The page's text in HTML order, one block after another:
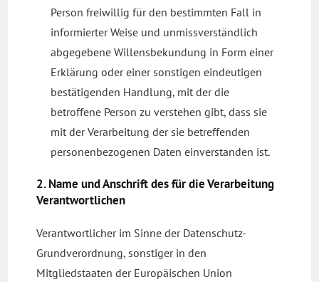
Person freiwillig für den bestimmten Fall in
informierter Weise und unmissverständlich
abgegebene Willensbekundung in Form einer
Erklärung oder einer sonstigen eindeutigen
bestätigenden Handlung, mit der die
betroffene Person zu verstehen gibt, dass sie
mit der Verarbeitung der sie betreffenden
personenbezogenen Daten einverstanden ist.
2. Name und Anschrift des für die Verarbeitung
Verantwortlichen
Verantwortlicher im Sinne der Datenschutz-
Grundverordnung, sonstiger in den
Mitgliedstaaten der Europäischen Union